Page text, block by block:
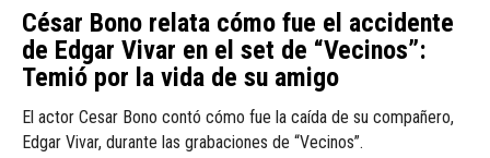
César Bono relata cómo fue el accidente
de Edgar Vivar en el set de “Vecinos”:
Temió por la vida de su amigo
El actor Cesar Bono contó cómo fue la caída de su compañero,
Edgar Vivar, durante las grabaciones de “Vecinos”.